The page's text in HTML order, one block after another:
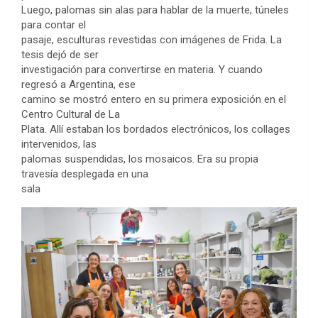
Luego, palomas sin alas para hablar de la muerte, túneles
para contar el
pasaje, esculturas revestidas con imágenes de Frida. La
tesis dejó de ser
investigación para convertirse en materia. Y cuando
regresó a Argentina, ese
camino se mostró entero en su primera exposición en el
Centro Cultural de La
Plata. Allí estaban los bordados electrónicos, los collages
intervenidos, las
palomas suspendidas, los mosaicos. Era su propia
travesía desplegada en una
sala